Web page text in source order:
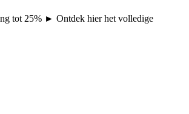
tot 25% ► Ontdek hier het volledige